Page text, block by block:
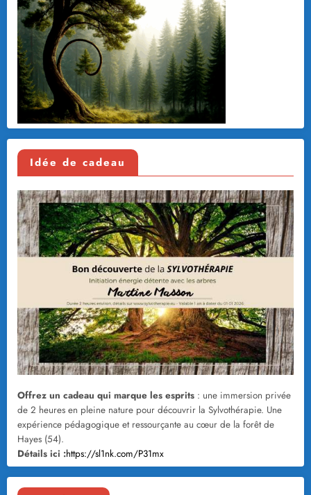
Idée de cadeau
Offrez un cadeau qui marque les esprits : une immersion privée
de 2 heures en pleine nature pour découvrir la Sylvothérapie. Une
expérience pédagogique et ressourçante au cœur de la forêt de
Hayes (54).
Détails ici :https://sl1nk.com/P31mx